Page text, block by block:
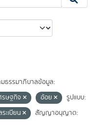
ธรรมาภิบาลข้อมูล:
รษฐกิจ อ้อย
รูปแบบ:
ะเบียน
สัญญาอนุญาต: